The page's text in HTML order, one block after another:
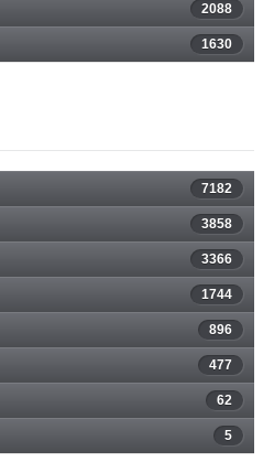
2088
1630
7182
3858
3366
1744
896
477
62
5